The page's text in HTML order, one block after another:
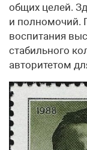
общих целей.
и полномочий.
воспитания
стабильного
авторитетом